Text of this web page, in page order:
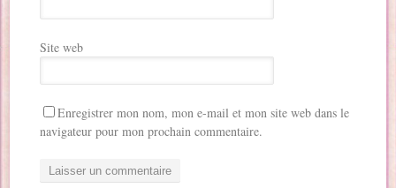
Site web
Enregistrer mon nom, mon e-mail et mon site web dans le
navigateur pour mon prochain commentaire.